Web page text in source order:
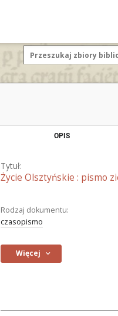
OPIS
Tytuł:
Życie Olsztyńskie : pismo
Rodzaj dokumentu:
czasopismo
Więcej